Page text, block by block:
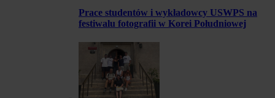
Prace studentów i wykładowcy USWPS na
festiwalu fotografii w Korei Południowej